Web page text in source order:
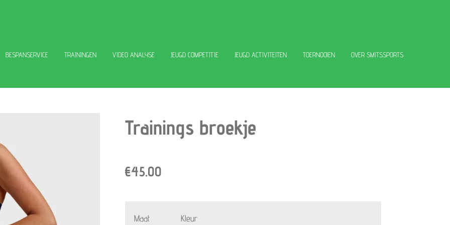
BESPANSERVICE TRAININGEN VIDEO ANALYSE JEUGD COMPETITIE JEUGD ACTIVITEITEN TOERNOOIEN OVER SMITSSPORTS
Trainings broekje
€45.00
Maat Kleur